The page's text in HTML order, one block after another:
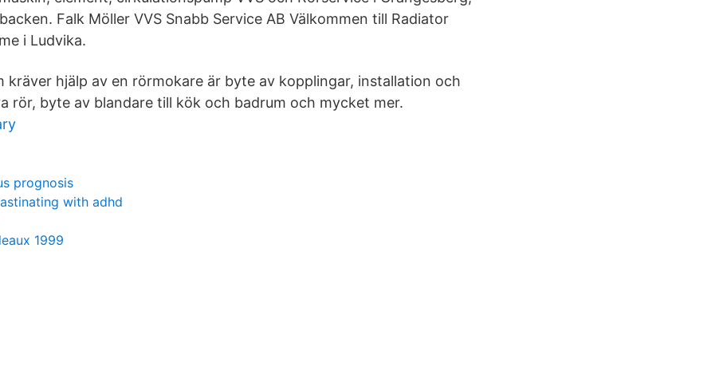
Falk Möller VVS Snabb Service AB Välkommen till Radiator
i Ludvika.
kräver hjälp av en rörmokare är byte av kopplingar, installation och
rör, byte av blandare till kök och badrum och mycket mer.
prognosis
with adhd
1999